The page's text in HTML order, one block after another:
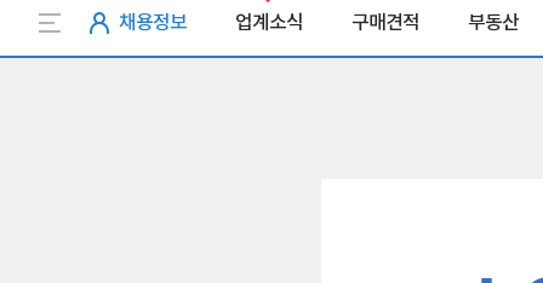
채용정보 업계소식 구매견적 부동산